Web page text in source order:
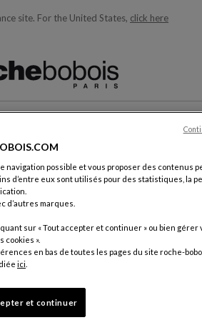
site. For the United States, click here
vous recherchez)
CONTACTER
Par
Service
possible et vous proposer des contenus
d’entre eux sont utilisés pour des statistiques, la
d’autres marques.
sur « Tout accepter et continuer » ou bien gérer
».
en bas de toutes les pages du site roche-
ici
et continuer